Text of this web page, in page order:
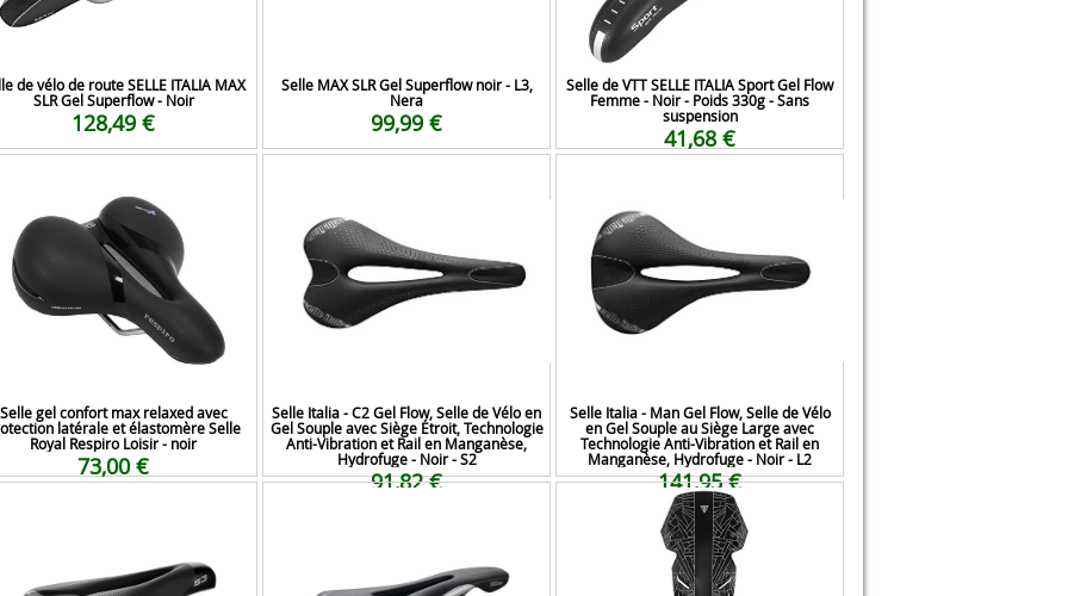
de vélo de route SELLE ITALIA MAX
SLR Gel Superflow - Noir
128,49 €
Selle MAX SLR Gel Superflow noir - L3,
Nera
99,99 €
Selle de VTT SELLE ITALIA Sport Gel Flow
Femme - Noir - Poids 330g - Sans
suspension
41,68 €
Selle gel confort max relaxed avec
latérale et élastomère Selle
Royal Respiro Loisir - noir
73,00 €
Selle Italia - C2 Gel Flow, Selle de Vélo en
Gel Souple avec Siège Étroit, Technologie
Anti-Vibration et Rail en Manganèse,
Hydrofuge - Noir - S2
91,82 €
Selle Italia - Man Gel Flow, Selle de Vélo
en Gel Souple au Siège Large avec
Technologie Anti-Vibration et Rail en
Manganèse, Hydrofuge - Noir - L2
141,95 €